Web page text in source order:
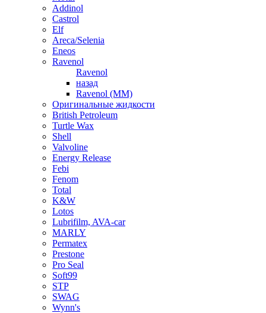
Addinol
Castrol
Elf
Areca/Selenia
Eneos
Ravenol
Ravenol
назад
Ravenol (ММ)
Оригинальные жидкости
British Petroleum
Turtle Wax
Shell
Valvoline
Energy Release
Febi
Fenom
Total
K&W
Lotos
Lubrifilm, AVA-car
MARLY
Permatex
Prestone
Pro Seal
Soft99
STP
SWAG
Wynn's